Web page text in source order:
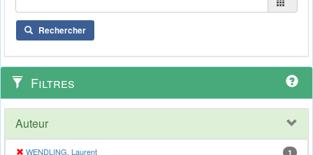
Rechercher
Filtres
Auteur
WENDLING, Laurent 1